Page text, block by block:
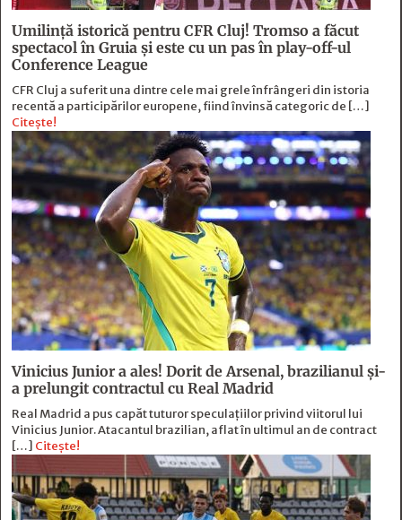
Umilință istorică pentru CFR Cluj! Tromso a făcut
spectacol în Gruia și este cu un pas în play-off-ul
Conference League
CFR Cluj a suferit una dintre cele mai grele înfrângeri din istoria
recentă a participărilor europene, fiind învinsă categoric de […]
Citește!
Vinicius Junior a ales! Dorit de Arsenal, brazilianul și-
a prelungit contractul cu Real Madrid
Real Madrid a pus capăt tuturor speculațiilor privind viitorul lui
Vinicius Junior. Atacantul brazilian, aflat în ultimul an de contract
[…] Citește!